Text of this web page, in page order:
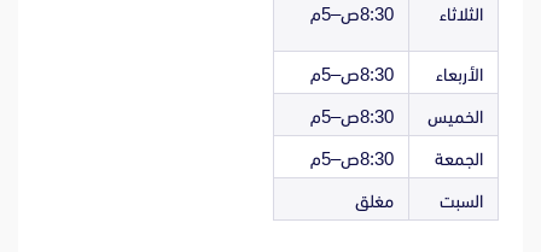
الثلاثاء 8:30ص–5م
الأربعاء 8:30ص–5م
الخميس 8:30ص–5م
الجمعة 8:30ص–5م
السبت مغلق